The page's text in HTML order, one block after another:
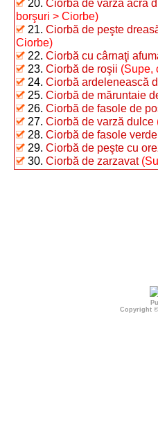
20. Ciorbă de varză acră
borşuri > Ciorbe)
21. Ciorbă de peşte
Ciorbe)
22. Ciorbă cu cârnaţi
23. Ciorbă de roşii (Supe,
24. Ciorbă ardelenească
25. Ciorbă de măruntaie
26. Ciorbă de fasole de
27. Ciorbă de varză dulce
28. Ciorbă de fasole
29. Ciorbă de peşte cu
30. Ciorbă de zarzavat
Copyright